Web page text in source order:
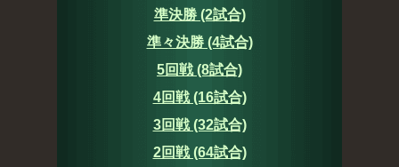
準決勝 (2試合)
準々決勝 (4試合)
5回戦 (8試合)
4回戦 (16試合)
3回戦 (32試合)
2回戦 (64試合)